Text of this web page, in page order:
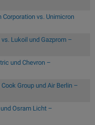
vs. Unimicron
Lukoil und Gazprom –
und Chevron –
Group und Air Berlin –
Osram Licht –